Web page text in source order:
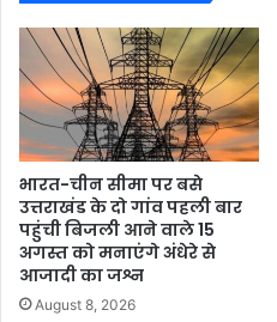
भारत-चीन सीमा पर बसे
उत्तराखंड के दो गांव पहली बार
पहुंची बिजली आने वाले 15
अगस्त को मनाएंगे अंधेरे से
आजादी का जश्न
August 8, 2026